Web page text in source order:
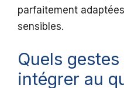
parfaitement
sensibles.
Quels
intégrer au